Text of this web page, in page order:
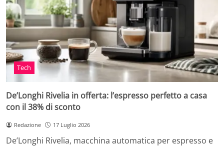
Tech
De’Longhi Rivelia in offerta: l’espresso perfetto a casa
con il 38% di sconto
Redazione 17 Luglio 2026
De’Longhi Rivelia, macchina automatica per espresso e